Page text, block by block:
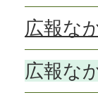
広報な
広報な